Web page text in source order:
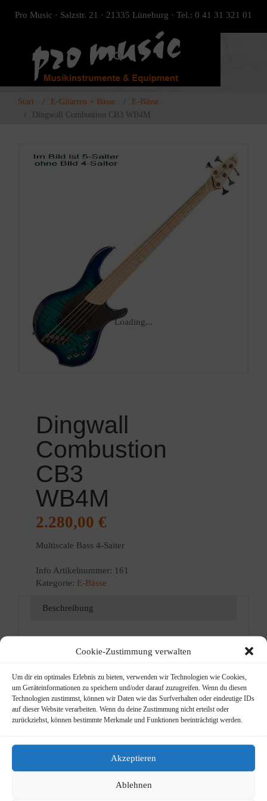
Cookie-Zustimmung verwalten
Um dir ein optimales Erlebnis zu bieten, verwenden wir Technologien wie Cookies,
um Geräteinformationen zu speichern und/oder darauf zuzugreifen. Wenn du diesen
Technologien zustimmst, können wir Daten wie das Surfverhalten oder eindeutige IDs
auf dieser Website verarbeiten. Wenn du deine Zustimmung nicht erteilst oder
zurückziehst, können bestimmte Merkmale und Funktionen beeinträchtigt werden.
Akzeptieren
Ablehnen
Pro Music · Salzstr. 21 · 21335 Lüneburg · Tel.: 0 41 31 321 01
Start E-Gitarren + Bässe
E-Bässe
Dingwall Combustion CB3 WB4M
Loading...
Dingwall
Combustion
CB3
WB4M
2.280,00 €
Multiscale Bass 4-Saiter
Info Artikelnummer: 161
Kategorie: E-Bässe
Beschreibung
Beschreibung
Vierseitiger Multiscale Bass
Mensur:
E-Saite = 36.25″
G-Saite = 34.00″
Mensur in mm: 864 – 939